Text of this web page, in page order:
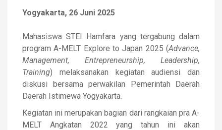
Yogyakarta, 26 Juni 2025
Mahasiswa STEI Hamfara yang tergabung dalam
program A-MELT Explore to Japan 2025 (Advance,
Management, Entrepreneurship, Leadership,
Training) melaksanakan kegiatan audiensi dan
diskusi bersama perwakilan Pemerintah Daerah
Daerah Istimewa Yogyakarta.
Kegiatan ini merupakan bagian dari rangkaian pra A-
MELT Angkatan 2022 yang tahun ini akan